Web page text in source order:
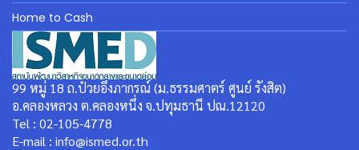
Home to Cash
99 หมู่ 18 ถ.ป๋วยอึ๊งภากรณ์ (ม.ธรรมศาตร์ ศูนย์ รังสิต)
อ.คลองหลวง ต.คลองหนึ่ง จ.ปทุมธานี ปณ.12120
Tel : 02-105-4778
E-mail : info@ismed.or.th